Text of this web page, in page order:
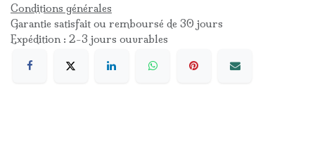
Conditions générales
Garantie satisfait ou remboursé de 30 jours
Expédition : 2-3 jours ouvrables